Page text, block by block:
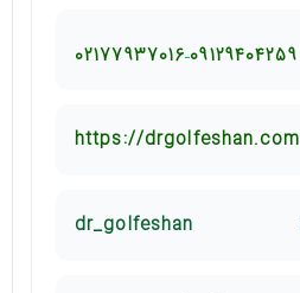
09129404259
02177937016
https://drgolfeshan.com
dr_golfeshan